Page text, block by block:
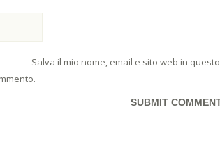
Salva il mio nome, email e sito web in questo